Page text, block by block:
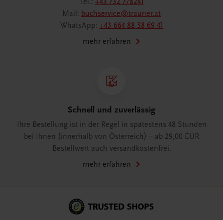
Mail: buchservice@trauner.at
WhatsApp: +43 664 88 58 69 41
mehr erfahren
Schnell und zuverlässig
Ihre Bestellung ist in der Regel in spätestens 48 Stunden
bei Ihnen (innerhalb von Österreich) – ab 29,00 EUR
Bestellwert auch versandkostenfrei.
mehr erfahren